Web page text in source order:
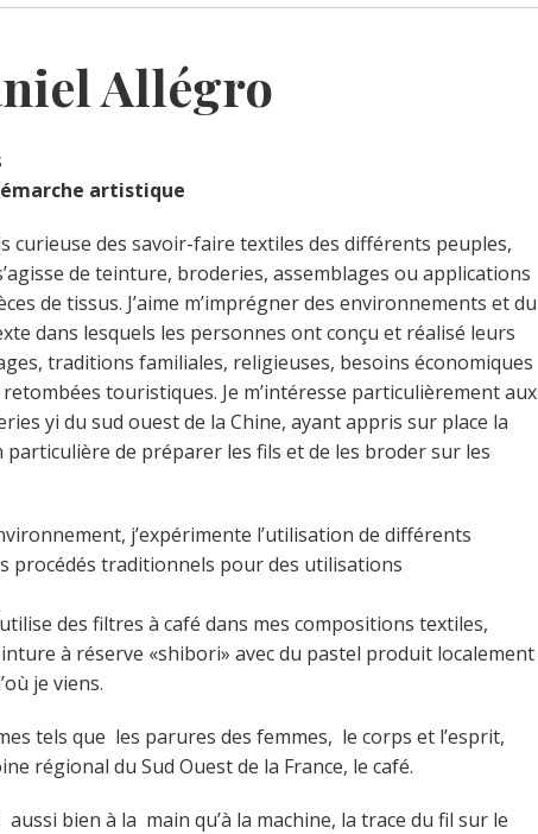
Allégro
artistique
curieuse des savoir-faire textiles des différents peuples,
de teinture, broderies, assemblages ou applications
de tissus. J’aime m’imprégner des environnements et du
dans lesquels les personnes ont conçu et réalisé leurs
traditions familiales, religieuses, besoins économiques
touristiques. Je m’intéresse particulièrement aux
yi du sud ouest de la Chine, ayant appris sur place la
particulière de préparer les fils et de les broder sur les
j’expérimente l’utilisation de différents
procédés traditionnels pour des utilisations
des filtres à café dans mes compositions textiles,
à réserve «shibori» avec du pastel produit localement
je viens.
tels que les parures des femmes, le corps et l’esprit,
régional du Sud Ouest de la France, le café.
aussi bien à la main qu’à la machine, la trace du fil sur le